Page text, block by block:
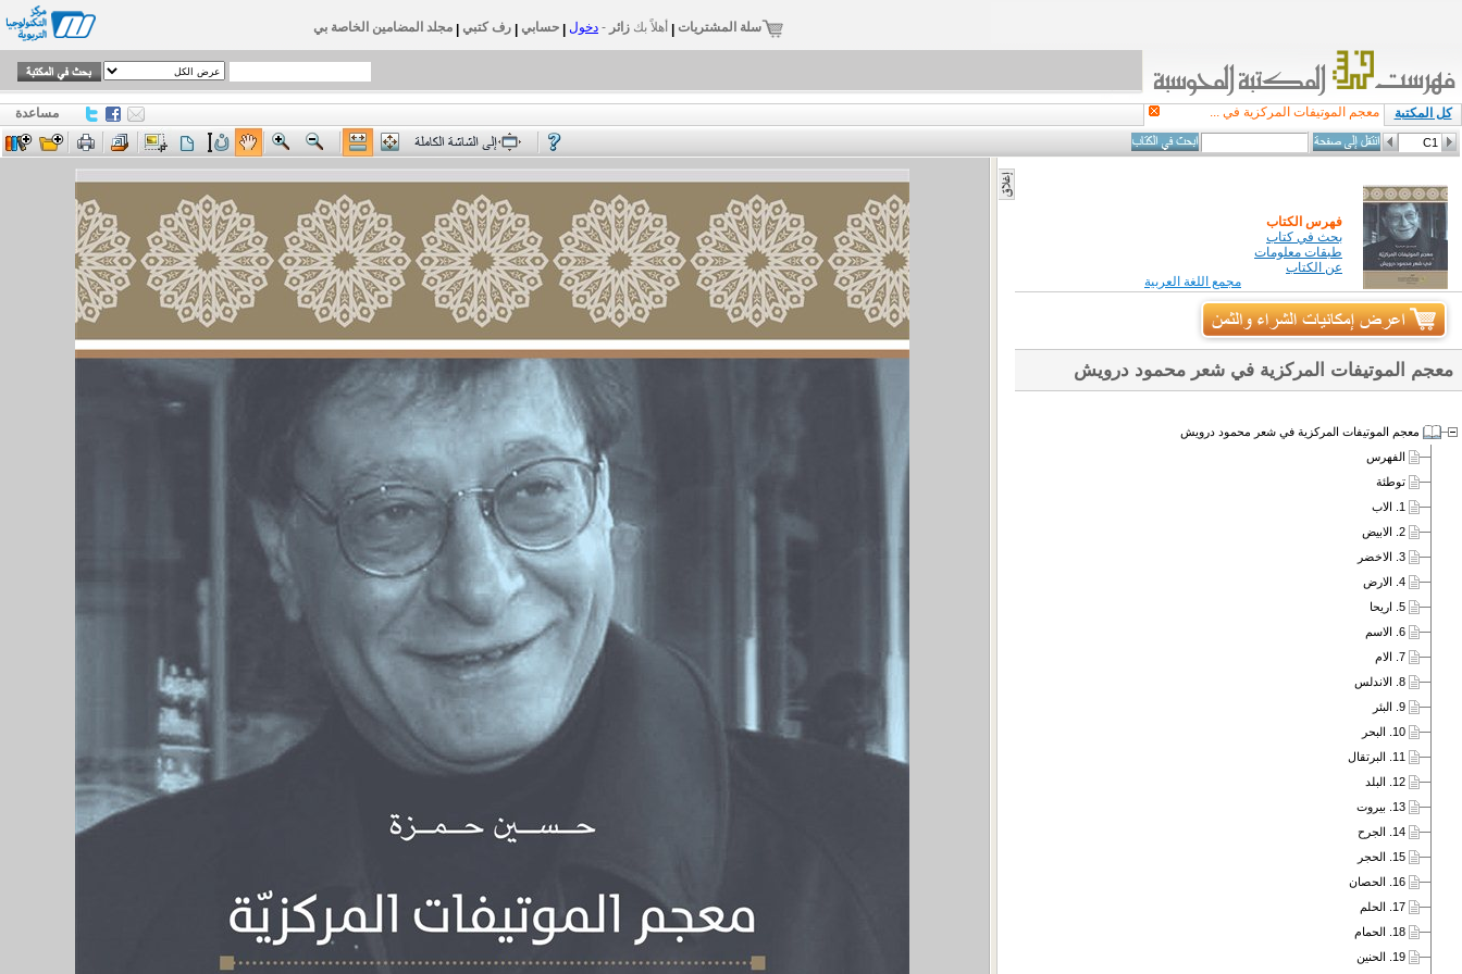
سلة المشتريات أهلاً بك زائر - دخول حسابي رف كتبي مجلد المضامين الخاصة بي
كل المكتبة معجم الموتيفات المركزية في ... مساعدة
فهرس الكتاب
بحث في كتاب
طبقات معلومات
عن الكتاب
مجمع اللغة العربية
معجم الموتيفات المركزية في شعر محمود درويش
معجم الموتيفات المركزية في شعر محمود درويش
الفهرس
توطئة
1. الاب
2. الابيض
3. الاخضر
4. الارض
5. اريحا
6. الاسم
7. الام
8. الاندلس
9. البئر
10. البحر
11. البرتقال
12. البلد
13. بيروت
14. الجرح
15. الحجر
16. الحصان
17. الحلم
18. الحمام
19. الحنين